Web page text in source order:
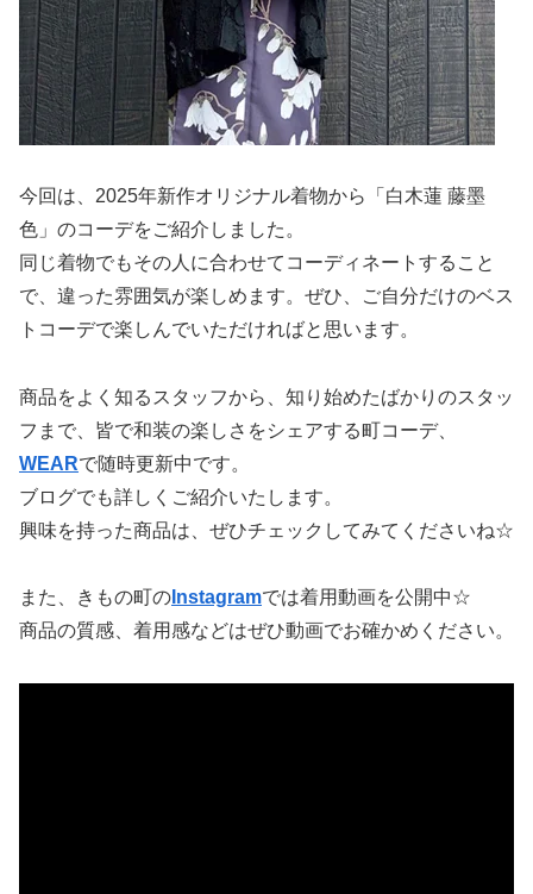
今回は、2025年新作オリジナル着物から「白木蓮 藤墨
色」のコーデをご紹介しました。
同じ着物でもその人に合わせてコーディネートすること
で、違った雰囲気が楽しめます。ぜひ、ご自分だけのベス
トコーデで楽しんでいただければと思います。
商品をよく知るスタッフから、知り始めたばかりのスタッ
フまで、皆で和装の楽しさをシェアする町コーデ、
WEARで随時更新中です。
ブログでも詳しくご紹介いたします。
興味を持った商品は、ぜひチェックしてみてくださいね☆
また、きもの町の Instagramでは着用動画を公開中☆
商品の質感、着用感などはぜひ動画でお確かめください。